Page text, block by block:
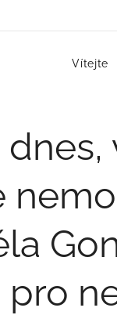
Vítejte